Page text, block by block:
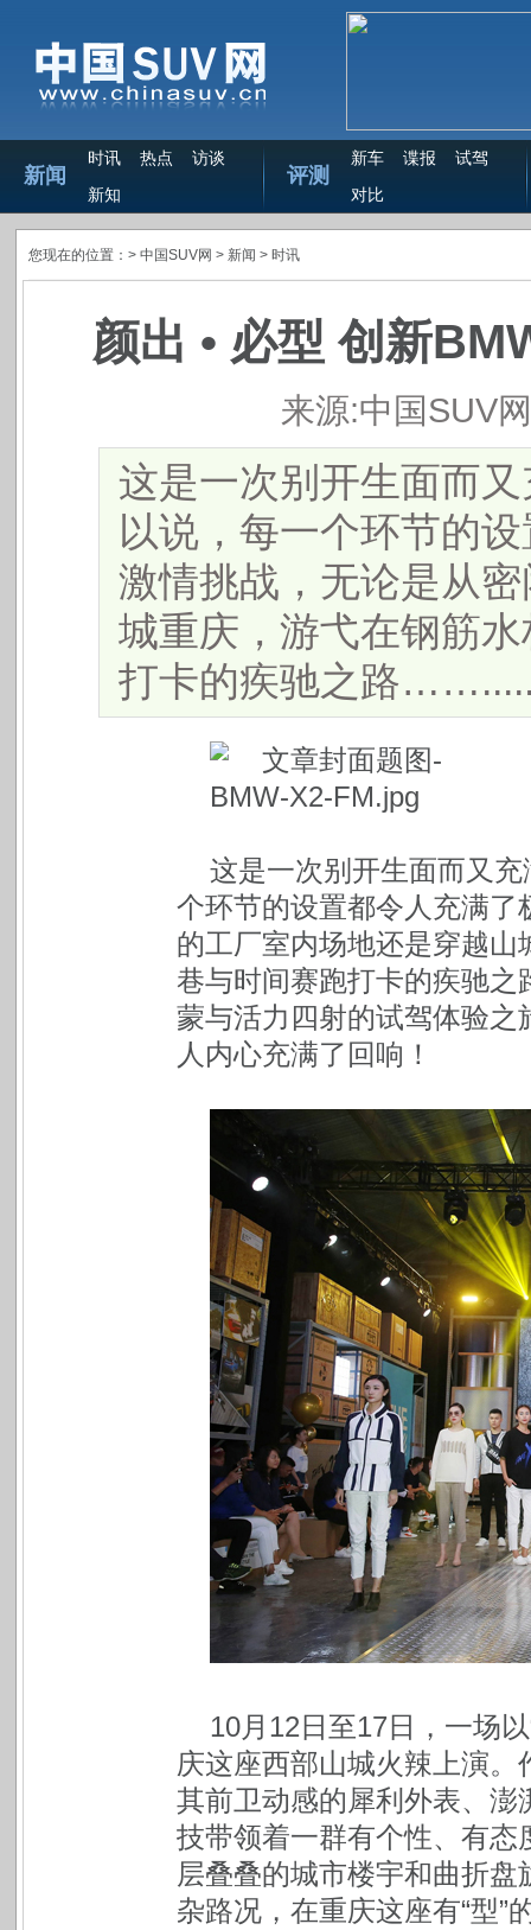
新闻
时讯 热点
访谈
新知
评测
新车 谍报
试驾
对比
您现在的位置：> 中国SUV网 > 新闻 > 时讯
颜出 • 必型 创新
来源:中国SUV网
这是一次别开生面而
以说，每一个环节的
激情挑战，无论是从
城重庆，游弋在钢筋
打卡的疾驰之路
这是一次别开生面而又
个环节的设置都令人充满
的工厂室内场地还是穿越
巷与时间赛跑打卡的疾驰
蒙与活力四射的试驾体验
人内心充满了回响！
10月12日至17日，一场
庆这座西部山城火辣上演
其前卫动感的犀利外表、
技带领着一群有个性、有态
层叠叠的城市楼宇和曲折
杂路况，在重庆这座有“型”